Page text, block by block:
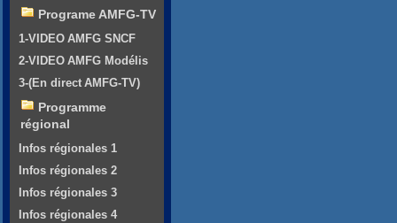
Programe AMFG-TV
1-VIDEO AMFG SNCF
2-VIDEO AMFG Modélis
3-(En direct AMFG-TV)
Programme
régional
Infos régionales 1
Infos régionales 2
Infos régionales 3
Infos régionales 4